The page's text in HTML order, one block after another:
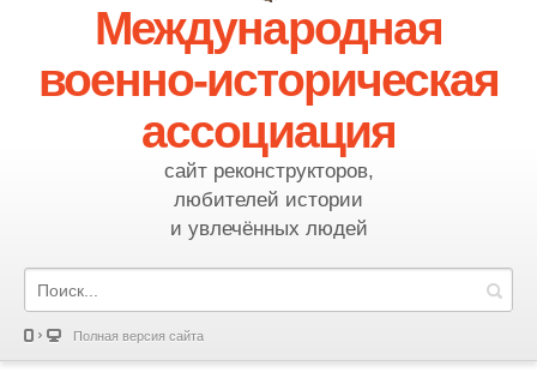
Международная
военно-историческая
ассоциация
сайт реконструкторов,
любителей истории
и увлечённых людей
Полная версия сайта